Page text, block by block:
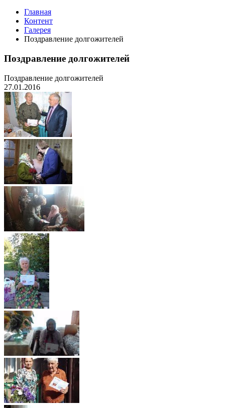
Главная
Контент
Галерея
Поздравление долгожителей
Поздравление долгожителей
Поздравление долгожителей
27.01.2016